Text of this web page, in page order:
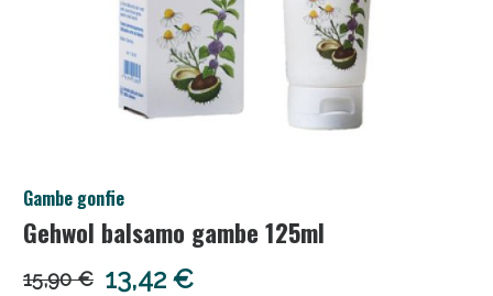
Gambe gonfie
Gehwol balsamo gambe 125ml
15,90 € 13,42 €
Anticellulite e Fanghi: Sconto fino al 40% valido